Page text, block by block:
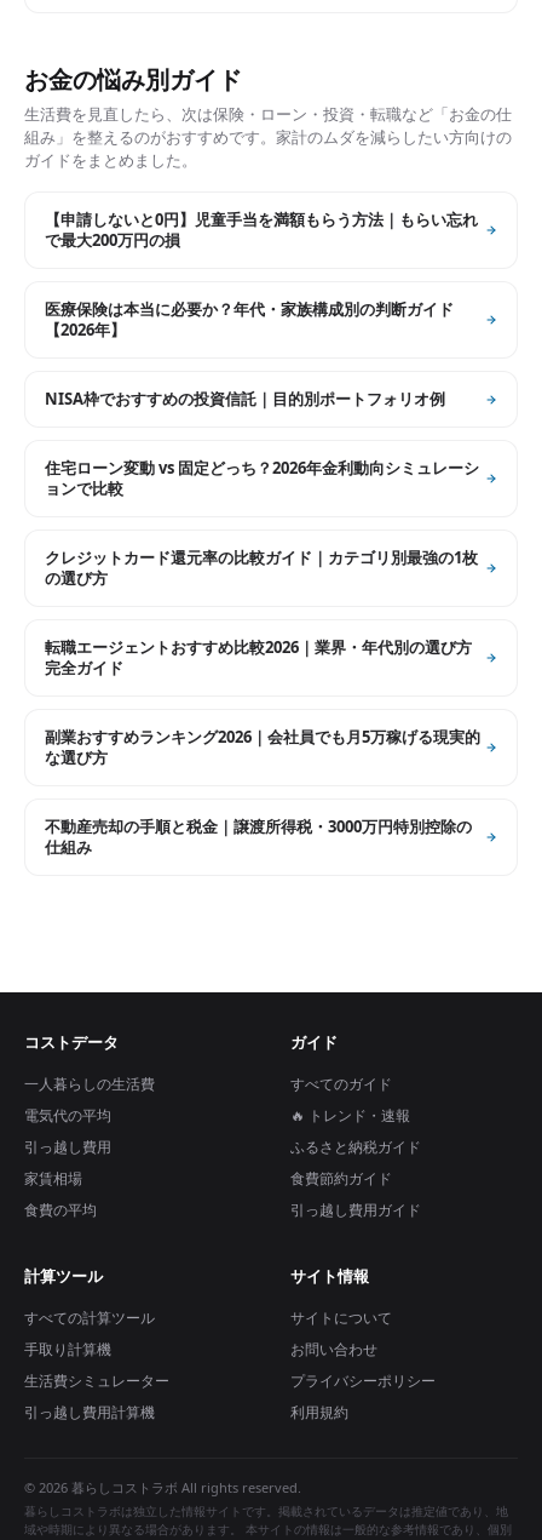
お金の悩み別ガイド
生活費を見直したら、次は保険・ローン・投資・転職など「お金の仕
組み」を整えるのがおすすめです。家計のムダを減らしたい方向けの
ガイドをまとめました。
【申請しないと0円】児童手当を満額もらう方法｜もらい忘れ
で最大200万円の損
医療保険は本当に必要か？年代・家族構成別の判断ガイド
【2026年】
NISA枠でおすすめの投資信託｜目的別ポートフォリオ例
住宅ローン変動 vs 固定どっち？2026年金利動向シミュレーシ
ョンで比較
クレジットカード還元率の比較ガイド｜カテゴリ別最強の1枚
の選び方
転職エージェントおすすめ比較2026｜業界・年代別の選び方
完全ガイド
副業おすすめランキング2026｜会社員でも月5万稼げる現実的
な選び方
不動産売却の手順と税金｜譲渡所得税・3000万円特別控除の
仕組み
コストデータ
一人暮らしの生活費
電気代の平均
引っ越し費用
家賃相場
食費の平均
ガイド
すべてのガイド
🔥 トレンド・速報
ふるさと納税ガイド
食費節約ガイド
引っ越し費用ガイド
計算ツール
すべての計算ツール
手取り計算機
生活費シミュレーター
引っ越し費用計算機
サイト情報
サイトについて
お問い合わせ
プライバシーポリシー
利用規約
© 2026 暮らしコストラボ All rights reserved.
暮らしコストラボは独立した情報サイトです。掲載されているデータは推定値であり、地
域や時期により異なる場合があります。 本サイトの情報は一般的な参考情報であり、個別